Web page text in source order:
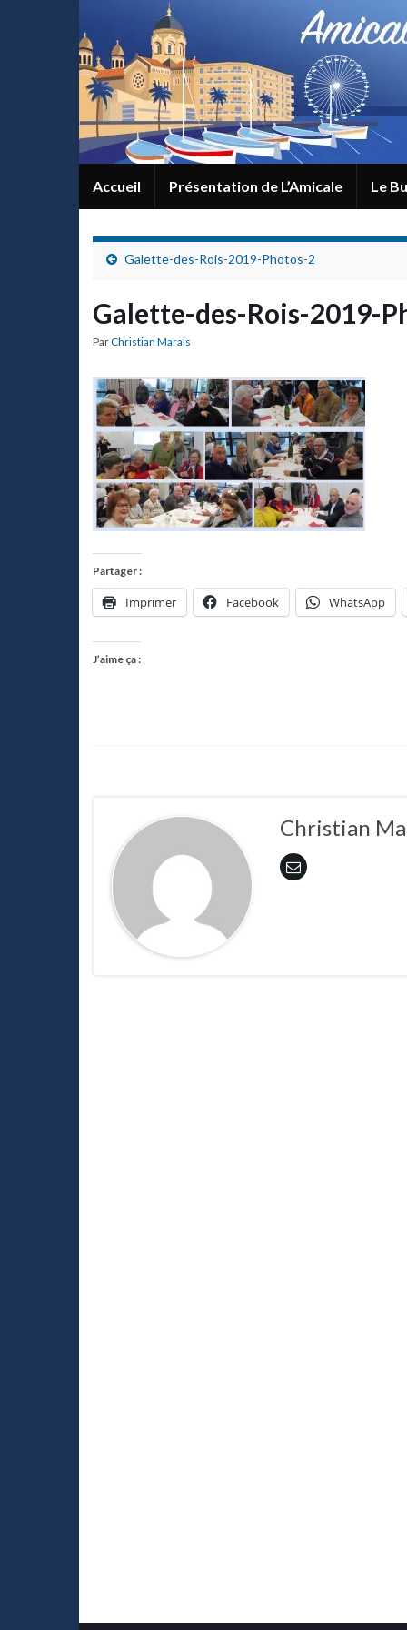
Accueil Présentation de L’Amicale Le
Galette-des-Rois-2019-Photos-2
Galette-des-Rois-2019-
ParChristian Marais
Partager :
Imprimer Facebook WhatsApp
J’aime ça :
Christian